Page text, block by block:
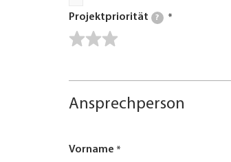
Projektpriorität ?
Ansprechperson
Vorname